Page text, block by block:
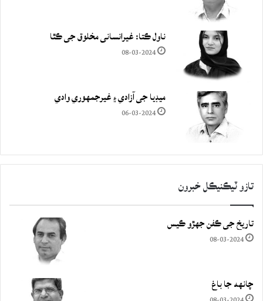
ناول ڪتا: غيرانساني مخلوق جي ڪٿا
08-03-2024
ميڊيا جي آزادي ۽ غيرجمھوري وادي
06-03-2024
تازو ٽيڪنيڪل خبرون
تاريخ جي ڪفن جھڙو ڪيس
08-03-2024
چانهه جا باغ